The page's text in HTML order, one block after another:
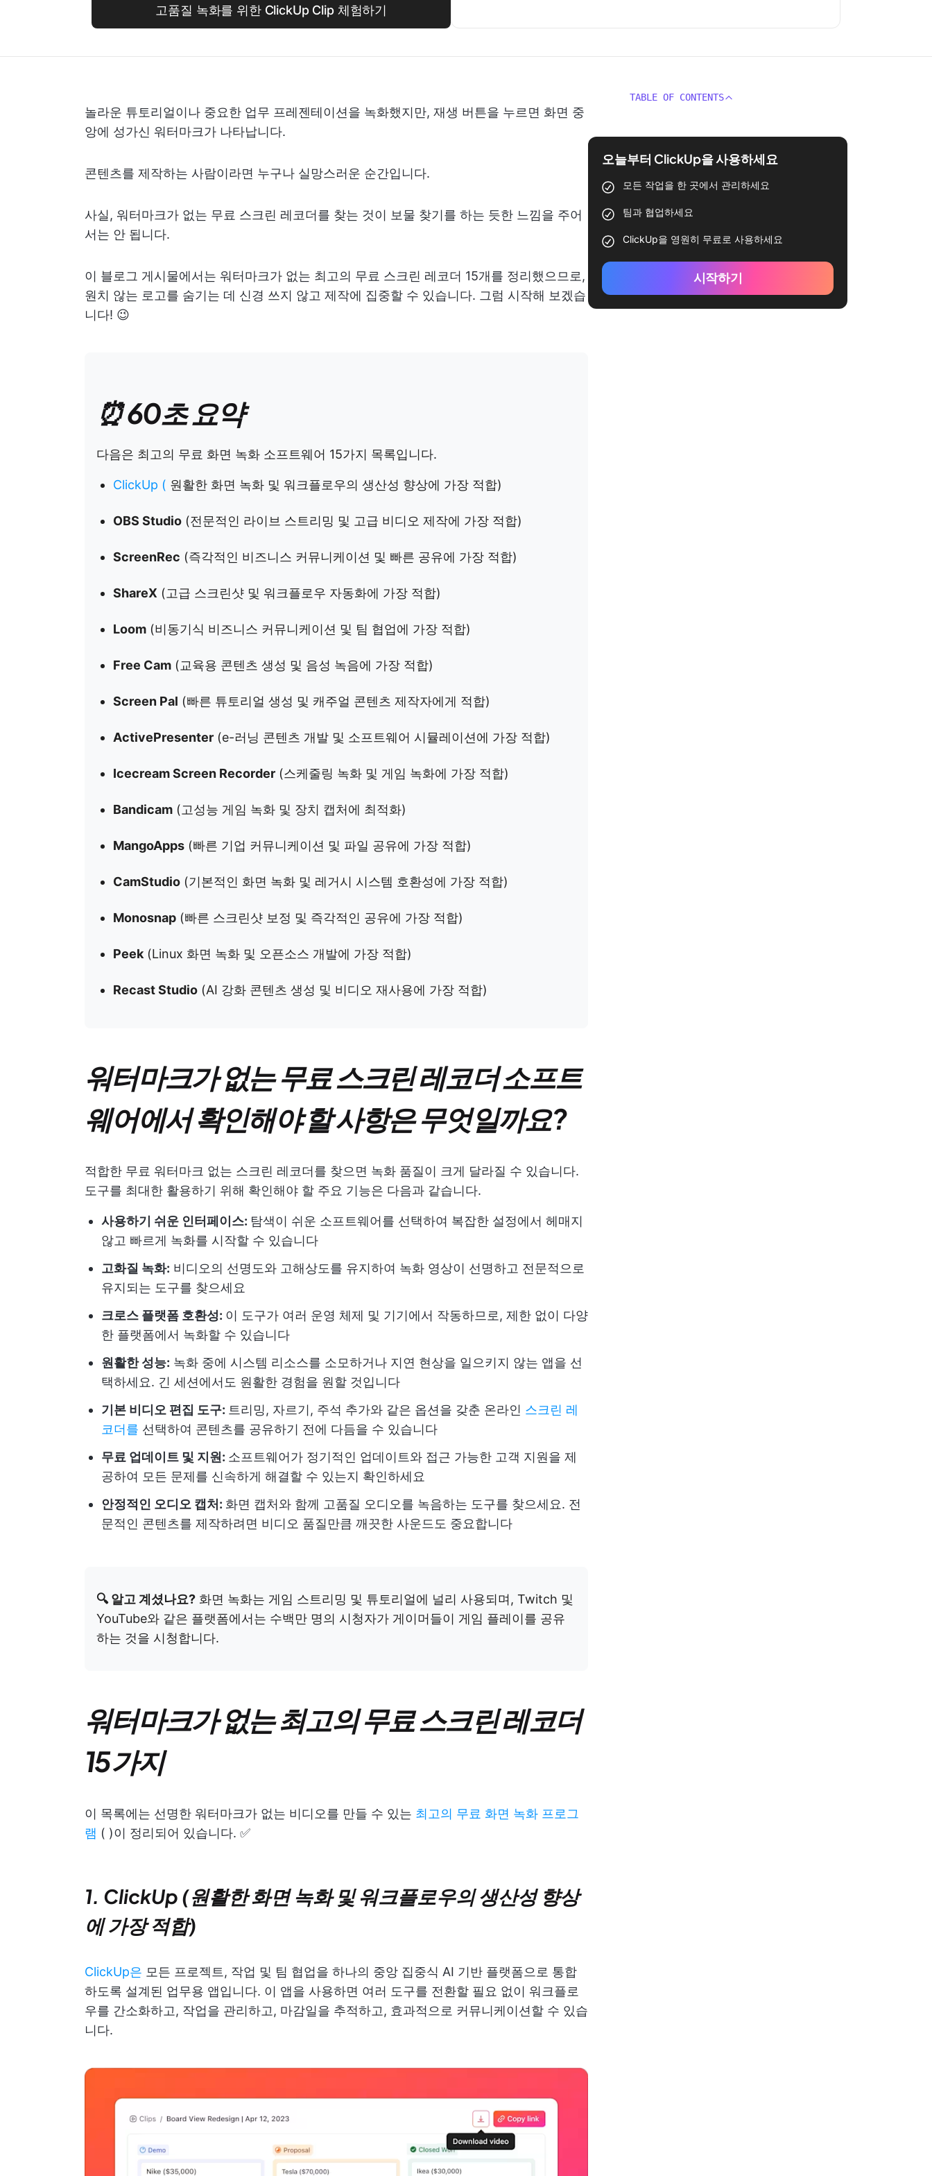
고품질 녹화를 위한 ClickUp Clip 체험하기
놀라운 튜토리얼이나 중요한 업무 프레젠테이션을 녹화했지만, 재생 버튼을 누르면 화면 중
앙에 성가신 워터마크가 나타납니다.
콘텐츠를 제작하는 사람이라면 누구나 실망스러운 순간입니다.
사실, 워터마크가 없는 무료 스크린 레코더를 찾는 것이 보물 찾기를 하는 듯한 느낌을 주어
서는 안 됩니다.
이 블로그 게시물에서는 워터마크가 없는 최고의 무료 스크린 레코더 15개를 정리했으므로,
원치 않는 로고를 숨기는 데 신경 쓰지 않고 제작에 집중할 수 있습니다. 그럼 시작해 보겠습
니다! 😉
⏰ 60초 요약
다음은 최고의 무료 화면 녹화 소프트웨어 15가지 목록입니다.
ClickUp ( 원활한 화면 녹화 및 워크플로우의 생산성 향상에 가장 적합)
OBS Studio (전문적인 라이브 스트리밍 및 고급 비디오 제작에 가장 적합)
ScreenRec (즉각적인 비즈니스 커뮤니케이션 및 빠른 공유에 가장 적합)
ShareX (고급 스크린샷 및 워크플로우 자동화에 가장 적합)
Loom (비동기식 비즈니스 커뮤니케이션 및 팀 협업에 가장 적합)
Free Cam (교육용 콘텐츠 생성 및 음성 녹음에 가장 적합)
Screen Pal (빠른 튜토리얼 생성 및 캐주얼 콘텐츠 제작자에게 적합)
ActivePresenter (e-러닝 콘텐츠 개발 및 소프트웨어 시뮬레이션에 가장 적합)
Icecream Screen Recorder (스케줄링 녹화 및 게임 녹화에 가장 적합)
Bandicam (고성능 게임 녹화 및 장치 캡처에 최적화)
MangoApps (빠른 기업 커뮤니케이션 및 파일 공유에 가장 적합)
CamStudio (기본적인 화면 녹화 및 레거시 시스템 호환성에 가장 적합)
Monosnap (빠른 스크린샷 보정 및 즉각적인 공유에 가장 적합)
Peek (Linux 화면 녹화 및 오픈소스 개발에 가장 적합)
Recast Studio (AI 강화 콘텐츠 생성 및 비디오 재사용에 가장 적합)
워터마크가 없는 무료 스크린 레코더 소프트
웨어에서 확인해야 할 사항은 무엇일까요?
적합한 무료 워터마크 없는 스크린 레코더를 찾으면 녹화 품질이 크게 달라질 수 있습니다.
도구를 최대한 활용하기 위해 확인해야 할 주요 기능은 다음과 같습니다.
사용하기 쉬운 인터페이스: 탐색이 쉬운 소프트웨어를 선택하여 복잡한 설정에서 헤매지
않고 빠르게 녹화를 시작할 수 있습니다
고화질 녹화: 비디오의 선명도와 고해상도를 유지하여 녹화 영상이 선명하고 전문적으로
유지되는 도구를 찾으세요
크로스 플랫폼 호환성: 이 도구가 여러 운영 체제 및 기기에서 작동하므로, 제한 없이 다양
한 플랫폼에서 녹화할 수 있습니다
원활한 성능: 녹화 중에 시스템 리소스를 소모하거나 지연 현상을 일으키지 않는 앱을 선
택하세요. 긴 세션에서도 원활한 경험을 원할 것입니다
기본 비디오 편집 도구: 트리밍, 자르기, 주석 추가와 같은 옵션을 갖춘 온라인 스크린 레
코더를 선택하여 콘텐츠를 공유하기 전에 다듬을 수 있습니다
무료 업데이트 및 지원: 소프트웨어가 정기적인 업데이트와 접근 가능한 고객 지원을 제
공하여 모든 문제를 신속하게 해결할 수 있는지 확인하세요
안정적인 오디오 캡처: 화면 캡처와 함께 고품질 오디오를 녹음하는 도구를 찾으세요. 전
문적인 콘텐츠를 제작하려면 비디오 품질만큼 깨끗한 사운드도 중요합니다
🔍 알고 계셨나요? 화면 녹화는 게임 스트리밍 및 튜토리얼에 널리 사용되며, Twitch 및
YouTube와 같은 플랫폼에서는 수백만 명의 시청자가 게이머들이 게임 플레이를 공유
하는 것을 시청합니다.
워터마크가 없는 최고의 무료 스크린 레코더
15가지
이 목록에는 선명한 워터마크가 없는 비디오를 만들 수 있는 최고의 무료 화면 녹화 프로그
램 ( )이 정리되어 있습니다. ✅
1. ClickUp (원활한 화면 녹화 및 워크플로우의 생산성 향상
에 가장 적합)
ClickUp은 모든 프로젝트, 작업 및 팀 협업을 하나의 중앙 집중식 AI 기반 플랫폼으로 통합
하도록 설계된 업무용 앱입니다. 이 앱을 사용하면 여러 도구를 전환할 필요 없이 워크플로
우를 간소화하고, 작업을 관리하고, 마감일을 추적하고, 효과적으로 커뮤니케이션할 수 있습
니다.
TABLE OF CONTENTS
오늘부터 ClickUp을 사용하세요
모든 작업을 한 곳에서 관리하세요
팀과 협업하세요
ClickUp을 영원히 무료로 사용하세요
시작하기